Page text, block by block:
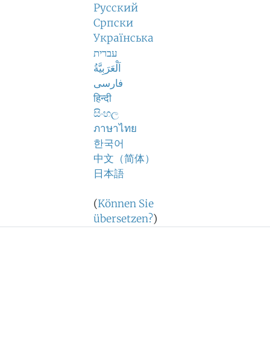
Русский
Српски
Українська
עברית
اَلْعَرَبِيَّةُ
فارسی
हिन्दी
සිංහල
ภาษาไทย
한국어
中文（简体）
日本語
(Können Sie
übersetzen?)